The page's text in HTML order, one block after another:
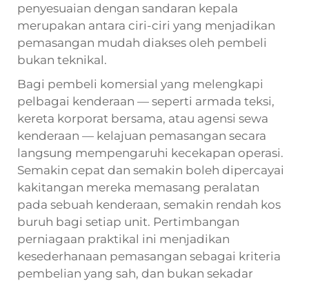
penyesuaian dengan sandaran kepala
merupakan antara ciri-ciri yang menjadikan
pemasangan mudah diakses oleh pembeli
bukan teknikal.
Bagi pembeli komersial yang melengkapi
pelbagai kenderaan — seperti armada teksi,
kereta korporat bersama, atau agensi sewa
kenderaan — kelajuan pemasangan secara
langsung mempengaruhi kecekapan operasi.
Semakin cepat dan semakin boleh dipercayai
kakitangan mereka memasang peralatan
pada sebuah kenderaan, semakin rendah kos
buruh bagi setiap unit. Pertimbangan
perniagaan praktikal ini menjadikan
kesederhanaan pemasangan sebagai kriteria
pembelian yang sah, dan bukan sekadar